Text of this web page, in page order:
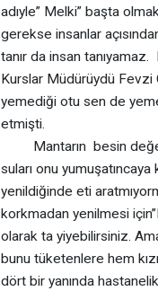
adıyle” Melki” başta
gerekse insanlar
tanır da insan
Kurslar Müdürüydü
yemediği otu sen de
etmişti.
Mantarın besin
suları onu
yenildiğinde eti
korkmadan yenilmesi
olarak ta yiyebilirsiniz.
bunu tüketenlere hem
dört bir yanında